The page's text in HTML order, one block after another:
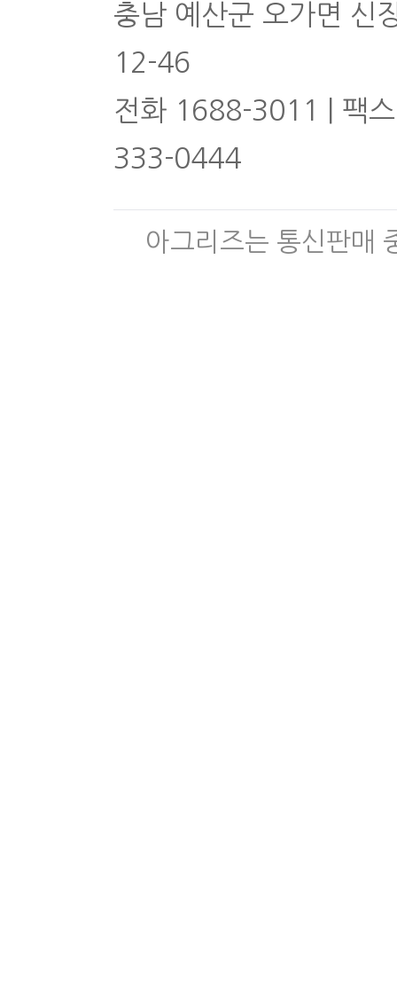
충남 예산군 오가면 신
12-46
전화 1688-3011 | 팩
333-0444
아그리즈는 통신판매